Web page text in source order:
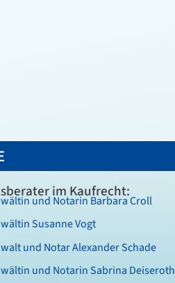
im Kaufrecht:
und Notarin Barbara Croll
Susanne Vogt
und Notar Alexander Schade
und Notarin Sabrina Deiseroth